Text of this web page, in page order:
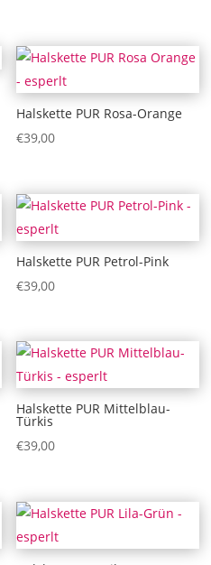
Halskette PUR Rosa-Orange
€39,00
Halskette PUR Petrol-Pink
€39,00
Halskette PUR Mittelblau-
Türkis
€39,00